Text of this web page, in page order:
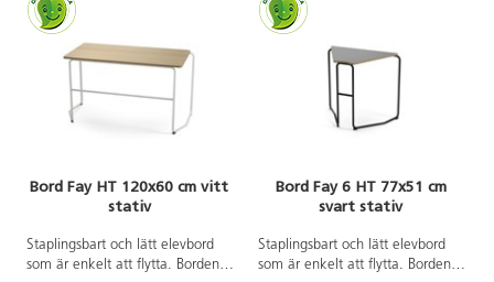
Bord Fay HT 120x60 cm vitt
stativ
Staplingsbart och lätt elevbord
som är enkelt att flytta. Borden
Bord Fay 6 HT 77x51 cm
svart stativ
Staplingsbart och lätt elevbord
som är enkelt att flytta. Borden